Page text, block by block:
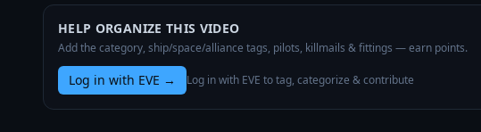
HELP ORGANIZE THIS VIDEO
Add the category, ship/space/alliance tags, pilots, killmails & fittings — earn points.
Log in with EVE → Log in with EVE to tag, categorize & contribute